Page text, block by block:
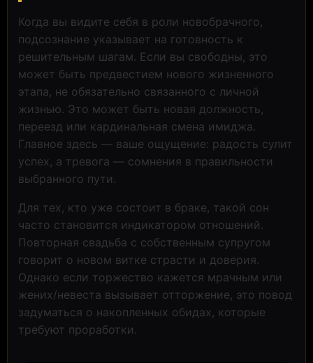
Когда вы видите себя в роли новобрачного,
подсознание указывает на готовность к
решительным шагам. Если вы свободны, это
может быть предвестием нового жизненного
этапа, не обязательно связанного с личной
жизнью. Это может быть новая должность,
переезд или кардинальная смена имиджа.
Главное здесь — ваше ощущение: радость сулит
успех, а тревога — сомнения в правильности
выбранного пути.
Для тех, кто уже состоит в браке, такой сон
часто становится индикатором отношений.
Повторная свадьба с собственным супругом
говорит о новом витке страсти и доверия.
Однако если торжество кажется мрачным или
жених/невеста вызывает отторжение, это повод
задуматься о накопленных обидах, которые
требуют проработки.